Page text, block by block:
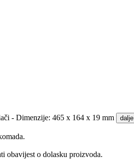
- Dimenzije: 465 x 164 x 19 mm dalje
obavijest o dolasku proizvoda.